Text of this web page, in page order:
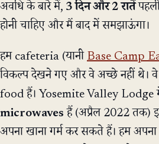
अवधि के बारे में, 3 दिन और 2 रातेंपहली
होनी चाहिए और मैं बाद में समझाऊंगा।
हम cafeteria (यानी Base Camp
विकल्प देखने गए और वे अच्छे नहीं थे।
food हैं। Yosemite Valley Lodge
microwaves हैं (अप्रैल 2022 तक)
अपना खाना गर्म कर सकते हैं। हम